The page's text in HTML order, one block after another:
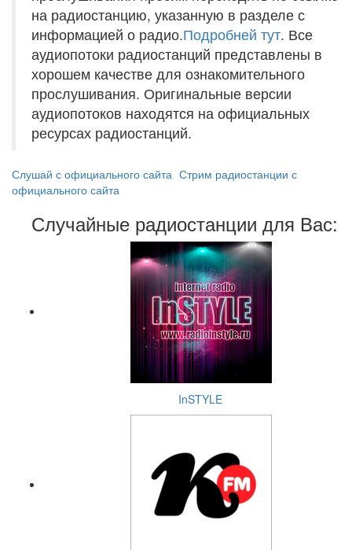
на радиостанцию, указанную в разделе с
информацией о радио.Подробней тут. Все
аудиопотоки радиостанций представлены в
хорошем качестве для ознакомительного
прослушивания. Оригинальные версии
аудиопотоков находятся на официальных
ресурсах радиостанций.
Слушай с официального сайта Стрим радиостанции с
официального сайта
Случайные радиостанции для Вас:
InSTYLE